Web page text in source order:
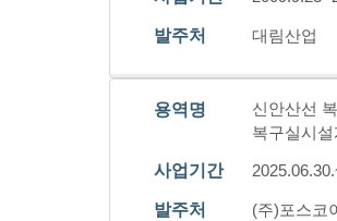
발주처 대림산업
용역명
신안산선
복구실시설
사업기간
발주처 (주)포스코